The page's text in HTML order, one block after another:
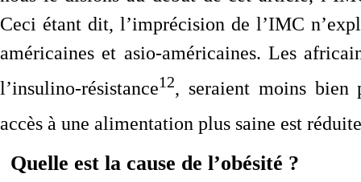
Ceci étant dit, l’imprécision de l’IMC
américaines et asio-américaines. Les
l’insulino-résistance12, seraient moins bien
accès à une alimentation plus saine est réduite
Quelle est la cause de l’obésité ?